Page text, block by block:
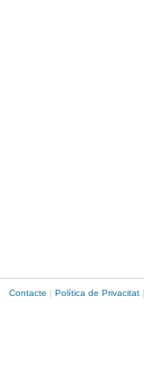
Contacte | Política de Privacitat |